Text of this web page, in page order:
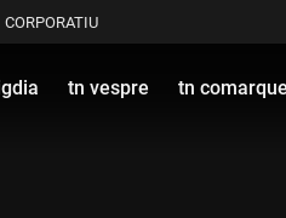
CORPORATIU
tn vespre tn